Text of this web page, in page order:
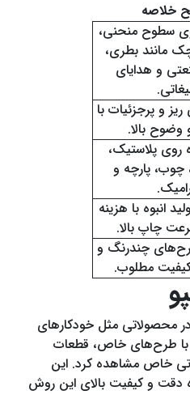
خلاصه
سطوح منحنی،
مانند بطری،
و هدایای
و پرجزئیات با
بالا.
روی پلاستیک،
چوب، پارچه و
انبوه با هزینه
چاپ بالا.
چندرنگ و
مطلوب.
در محصولاتی مثل خودکارهای
با طرح‌های خاص، قطعات
خاص مشاهده کرد. این
دقت و کیفیت بالای این روش